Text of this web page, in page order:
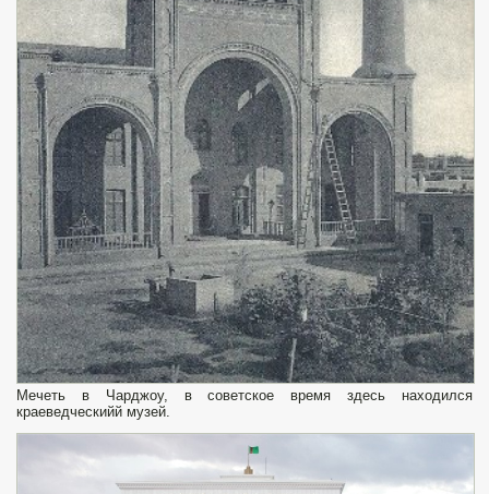
Мечеть в Чарджоу, в советское время здесь находился
краеведческийй музей.